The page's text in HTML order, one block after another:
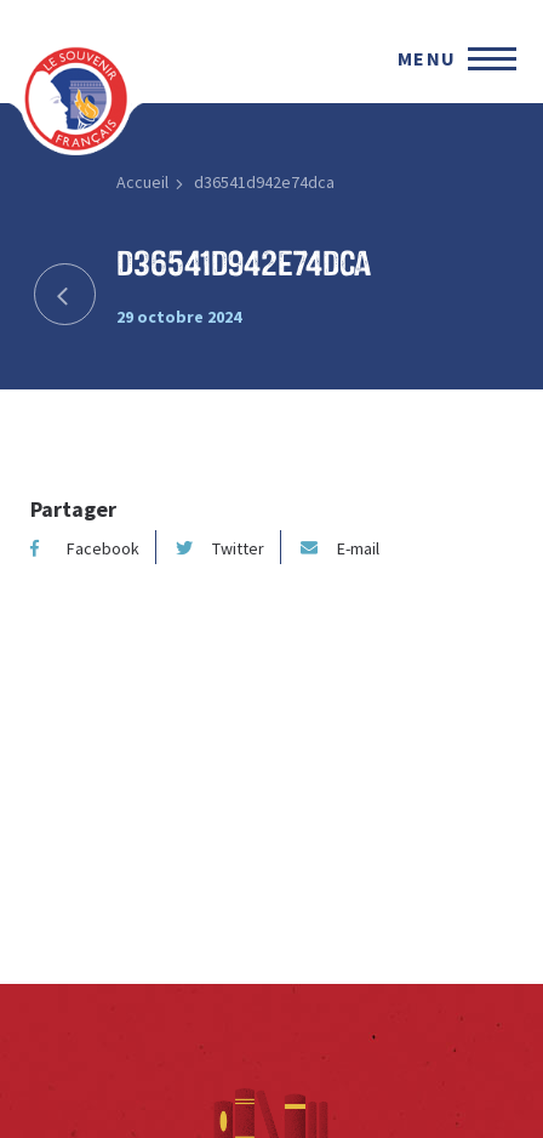
MENU
Accueil d36541d942e74dca
d36541d942e74dca
29 octobre 2024
Partager
Facebook Twitter E-mail